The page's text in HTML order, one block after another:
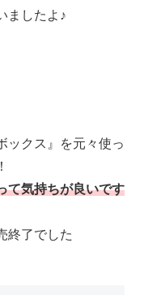
ましたよ♪
ックス』を元々使っ
て気持ちが良いです
終了でした